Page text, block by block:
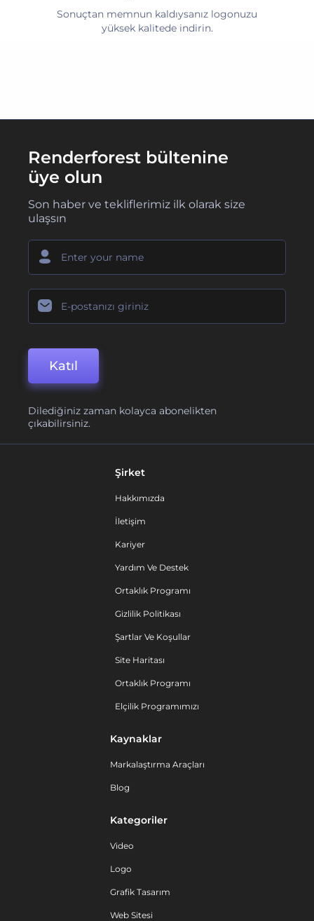
Sonuçtan memnun kaldıysanız logonuzu
yüksek kalitede indirin.
Renderforest bültenine
üye olun
Son haber ve tekliflerimiz ilk olarak size
ulaşsın
Katıl
Dilediğiniz zaman kolayca abonelikten
çıkabilirsiniz.
Şirket
Hakkımızda
İletişim
Kariyer
Yardım Ve Destek
Ortaklık Programı
Gizlilik Politikası
Şartlar Ve Koşullar
Site Haritası
Ortaklık Programı
Elçilik Programımızı
Kaynaklar
Markalaştırma Araçları
Blog
Kategoriler
Video
Logo
Grafik Tasarım
Web Sitesi